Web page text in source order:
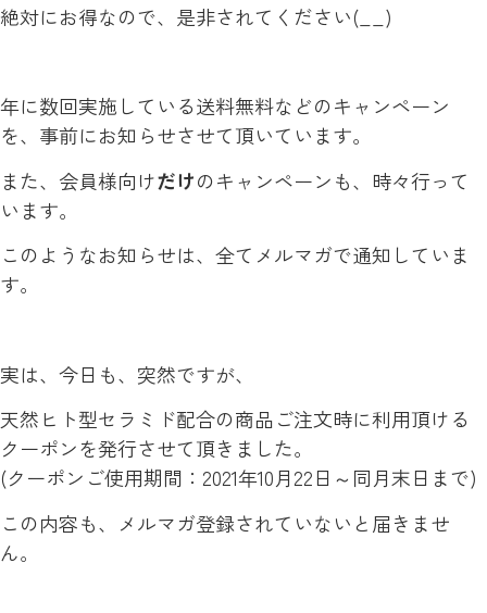
絶対にお得なので、是非されてください(__)
年に数回実施している送料無料などのキャンペーン
を、事前にお知らせさせて頂いています。
また、会員様向けだけのキャンペーンも、時々行って
います。
このようなお知らせは、全てメルマガで通知していま
す。
実は、今日も、突然ですが、
天然ヒト型セラミド配合の商品ご注文時に利用頂ける
クーポンを発行させて頂きました。
(クーポンご使用期間：2021年10月22日～同月末日まで)
この内容も、メルマガ登録されていないと届きませ
ん。